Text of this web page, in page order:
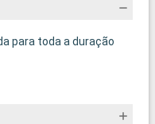
para toda a duração